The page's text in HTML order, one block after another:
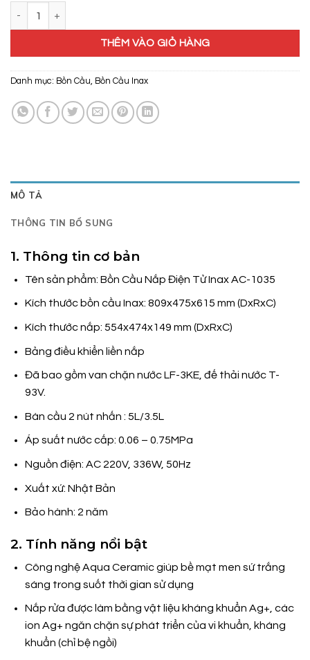
THÊM VÀO GIỎ HÀNG
Danh mục: Bồn Cầu, Bồn Cầu Inax
MÔ TẢ
THÔNG TIN BỔ SUNG
1. Thông tin cơ bản
Tên sản phẩm: Bồn Cầu Nắp Điện Tử Inax AC-1035
Kích thước bồn cầu Inax: 809x475x615 mm (DxRxC)
Kích thước nắp: 554x474x149 mm (DxRxC)
Bảng điều khiển liền nắp
Đã bao gồm van chặn nước LF-3KE, đế thải nước T-
93V.
Bàn cầu 2 nút nhấn : 5L/3.5L
Áp suất nước cấp: 0.06 – 0.75MPa
Nguồn điện: AC 220V, 336W, 50Hz
Xuất xứ: Nhật Bản
Bảo hành: 2 năm
2. Tính năng nổi bật
Công nghệ Aqua Ceramic giúp bề mạt men sứ trắng
sáng trong suốt thời gian sử dụng
Nắp rửa được làm bằng vật liệu kháng khuẩn Ag+, các
ion Ag+ ngăn chặn sự phát triển của vi khuẩn, kháng
khuẩn (chỉ bệ ngồi)